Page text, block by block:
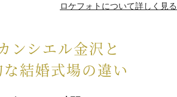
ロケフォトについて詳しく見る
ンシエル金沢と
結婚式場の違い